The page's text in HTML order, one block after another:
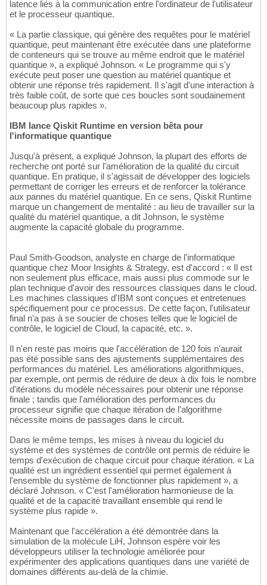
latence liés à la communication entre l'ordinateur de l'utilisateur
et le processeur quantique.
« La partie classique, qui génère des requêtes pour le matériel
quantique, peut maintenant être exécutée dans une plateforme
de conteneurs qui se trouve au même endroit que le matériel
quantique », a expliqué Johnson. « Le programme qui s'y
exécute peut poser une question au matériel quantique et
obtenir une réponse très rapidement. Il s'agit d'une interaction à
très faible coût, de sorte que ces boucles sont soudainement
beaucoup plus rapides ».
IBM lance Qiskit Runtime en version bêta pour
l'informatique quantique
Jusqu'à présent, a expliqué Johnson, la plupart des efforts de
recherche ont porté sur l'amélioration de la qualité du circuit
quantique. En pratique, il s'agissait de développer des logiciels
permettant de corriger les erreurs et de renforcer la tolérance
aux pannes du matériel quantique. En ce sens, Qiskit Runtime
marque un changement de mentalité : au lieu de travailler sur la
qualité du matériel quantique, a dit Johnson, le système
augmente la capacité globale du programme.
Paul Smith-Goodson, analyste en charge de l'informatique
quantique chez Moor Insights & Strategy, est d'accord : « Il est
non seulement plus efficace, mais aussi plus commode sur le
plan technique d'avoir des ressources classiques dans le cloud.
Les machines classiques d'IBM sont conçues et entretenues
spécifiquement pour ce processus. De cette façon, l'utilisateur
final n'a pas à se soucier de choses telles que le logiciel de
contrôle, le logiciel de Cloud, la capacité, etc. ».
Il n'en reste pas moins que l'accélération de 120 fois n'aurait
pas été possible sans des ajustements supplémentaires des
performances du matériel. Les améliorations algorithmiques,
par exemple, ont permis de réduire de deux à dix fois le nombre
d'itérations du modèle nécessaires pour obtenir une réponse
finale ; tandis que l'amélioration des performances du
processeur signifie que chaque itération de l'algorithme
nécessite moins de passages dans le circuit.
Dans le même temps, les mises à niveau du logiciel du
système et des systèmes de contrôle ont permis de réduire le
temps d'exécution de chaque circuit pour chaque itération. « La
qualité est un ingrédient essentiel qui permet également à
l'ensemble du système de fonctionner plus rapidement », a
déclaré Johnson. « C'est l'amélioration harmonieuse de la
qualité et de la capacité travaillant ensemble qui rend le
système plus rapide ».
Maintenant que l'accélération a été démontrée dans la
simulation de la molécule LiH, Johnson espère voir les
développeurs utiliser la technologie améliorée pour
expérimenter des applications quantiques dans une variété de
domaines différents au-delà de la chimie.